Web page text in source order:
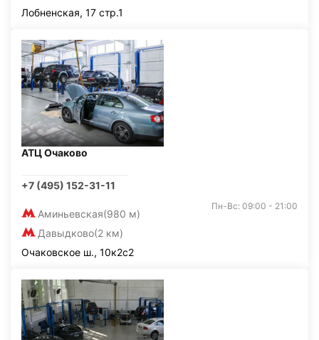
Лобненская, 17 стр.1
АТЦ Очаково
+7 (495) 152-31-11
Аминьевская(980 м)
Давыдково(2 км)
Пн-Вс: 09:00 - 21:00
Очаковское ш., 10к2с2